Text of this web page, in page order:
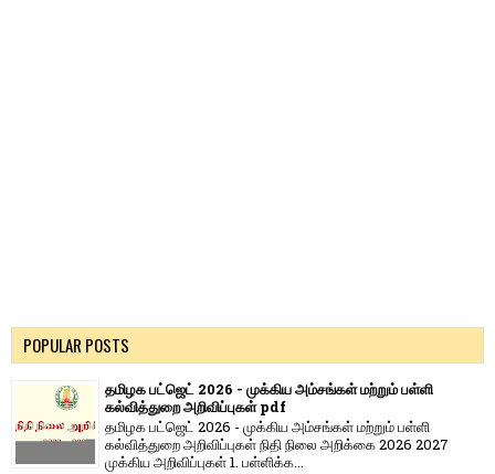
POPULAR POSTS
தமிழக பட்ஜெட் 2026 - முக்கிய அம்சங்கள் மற்றும் பள்ளி
கல்வித்துறை அறிவிப்புகள் pdf
தமிழக பட்ஜெட் 2026 - முக்கிய அம்சங்கள் மற்றும் பள்ளி
கல்வித்துறை அறிவிப்புகள் நிதி நிலை அறிக்கை 2026 2027
முக்கிய அறிவிப்புகள் 1. பள்ளிக்க...